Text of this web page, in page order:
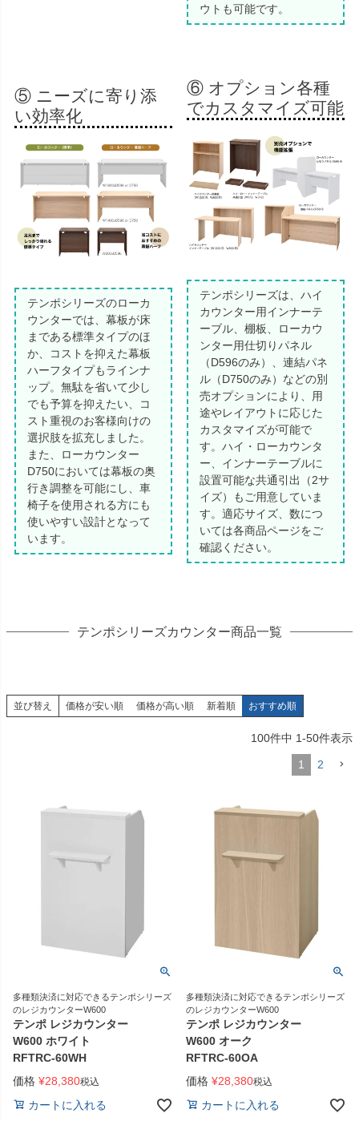
ウトも可能です。
⑤ ニーズに寄り添
い効率化
テンポシリーズのローカ
ウンターでは、幕板が床
まである標準タイプのほ
か、コストを抑えた幕板
ハーフタイプもラインナ
ップ。無駄を省いて少し
でも予算を抑えたい、コ
スト重視のお客様向けの
選択肢を拡充しました。
また、ローカウンター
D750においては幕板の奥
行き調整を可能にし、車
椅子を使用される方にも
使いやすい設計となって
います。
⑥ オプション各種
でカスタマイズ可能
テンポシリーズは、ハイ
カウンター用インナーテ
ーブル、棚板、ローカウ
ンター用仕切りパネル
（D596のみ）、連結パネ
ル（D750のみ）などの別
売オプションにより、用
途やレイアウトに応じた
カスタマイズが可能で
す。ハイ・ローカウンタ
ー、インナーテーブルに
設置可能な共通引出（2サ
イズ）もご用意していま
す。適応サイズ、数につ
いては各商品ページをご
確認ください。
テンポシリーズカウンター商品一覧
並び替え 価格が安い順 価格が高い順 新着順 おすすめ順
100件中 1-50件表示
1 2
多種類決済に対応できるテンポシリーズ
のレジカウンターW600
テンポ レジカウンター
W600 ホワイト
RFTRC-60WH
価格 ¥28,380税込
カートに入れる
多種類決済に対応できるテンポシリーズ
のレジカウンターW600
テンポ レジカウンター
W600 オーク
RFTRC-60OA
価格 ¥28,380税込
カートに入れる